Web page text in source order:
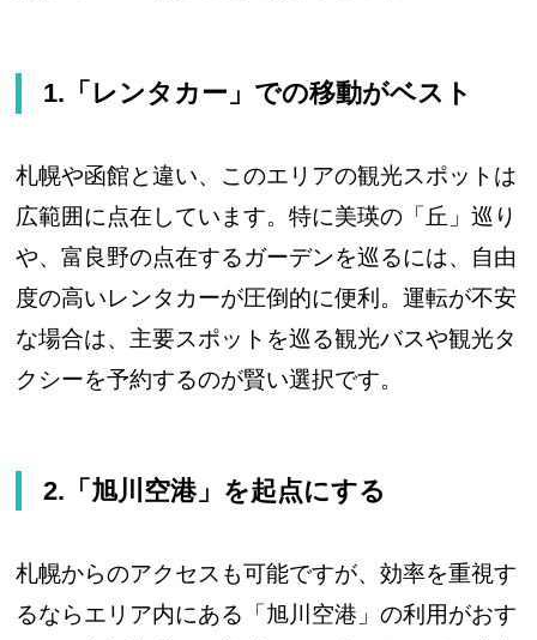
1.「レンタカー」での移動がベスト
札幌や函館と違い、このエリアの観光スポットは
広範囲に点在しています。特に美瑛の「丘」巡り
や、富良野の点在するガーデンを巡るには、自由
度の高いレンタカーが圧倒的に便利。運転が不安
な場合は、主要スポットを巡る観光バスや観光タ
クシーを予約するのが賢い選択です。
2.「旭川空港」を起点にする
札幌からのアクセスも可能ですが、効率を重視す
るならエリア内にある「旭川空港」の利用がおす